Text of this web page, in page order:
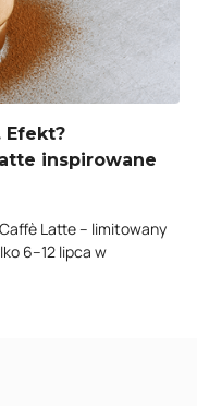
Efekt?
inspirowane
Latte – limitowany
6–12 lipca w